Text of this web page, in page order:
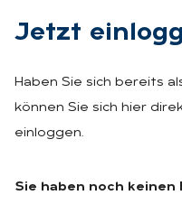
Jetzt
Haben Sie sich bereits
können Sie sich hier
einloggen.
Sie haben noch